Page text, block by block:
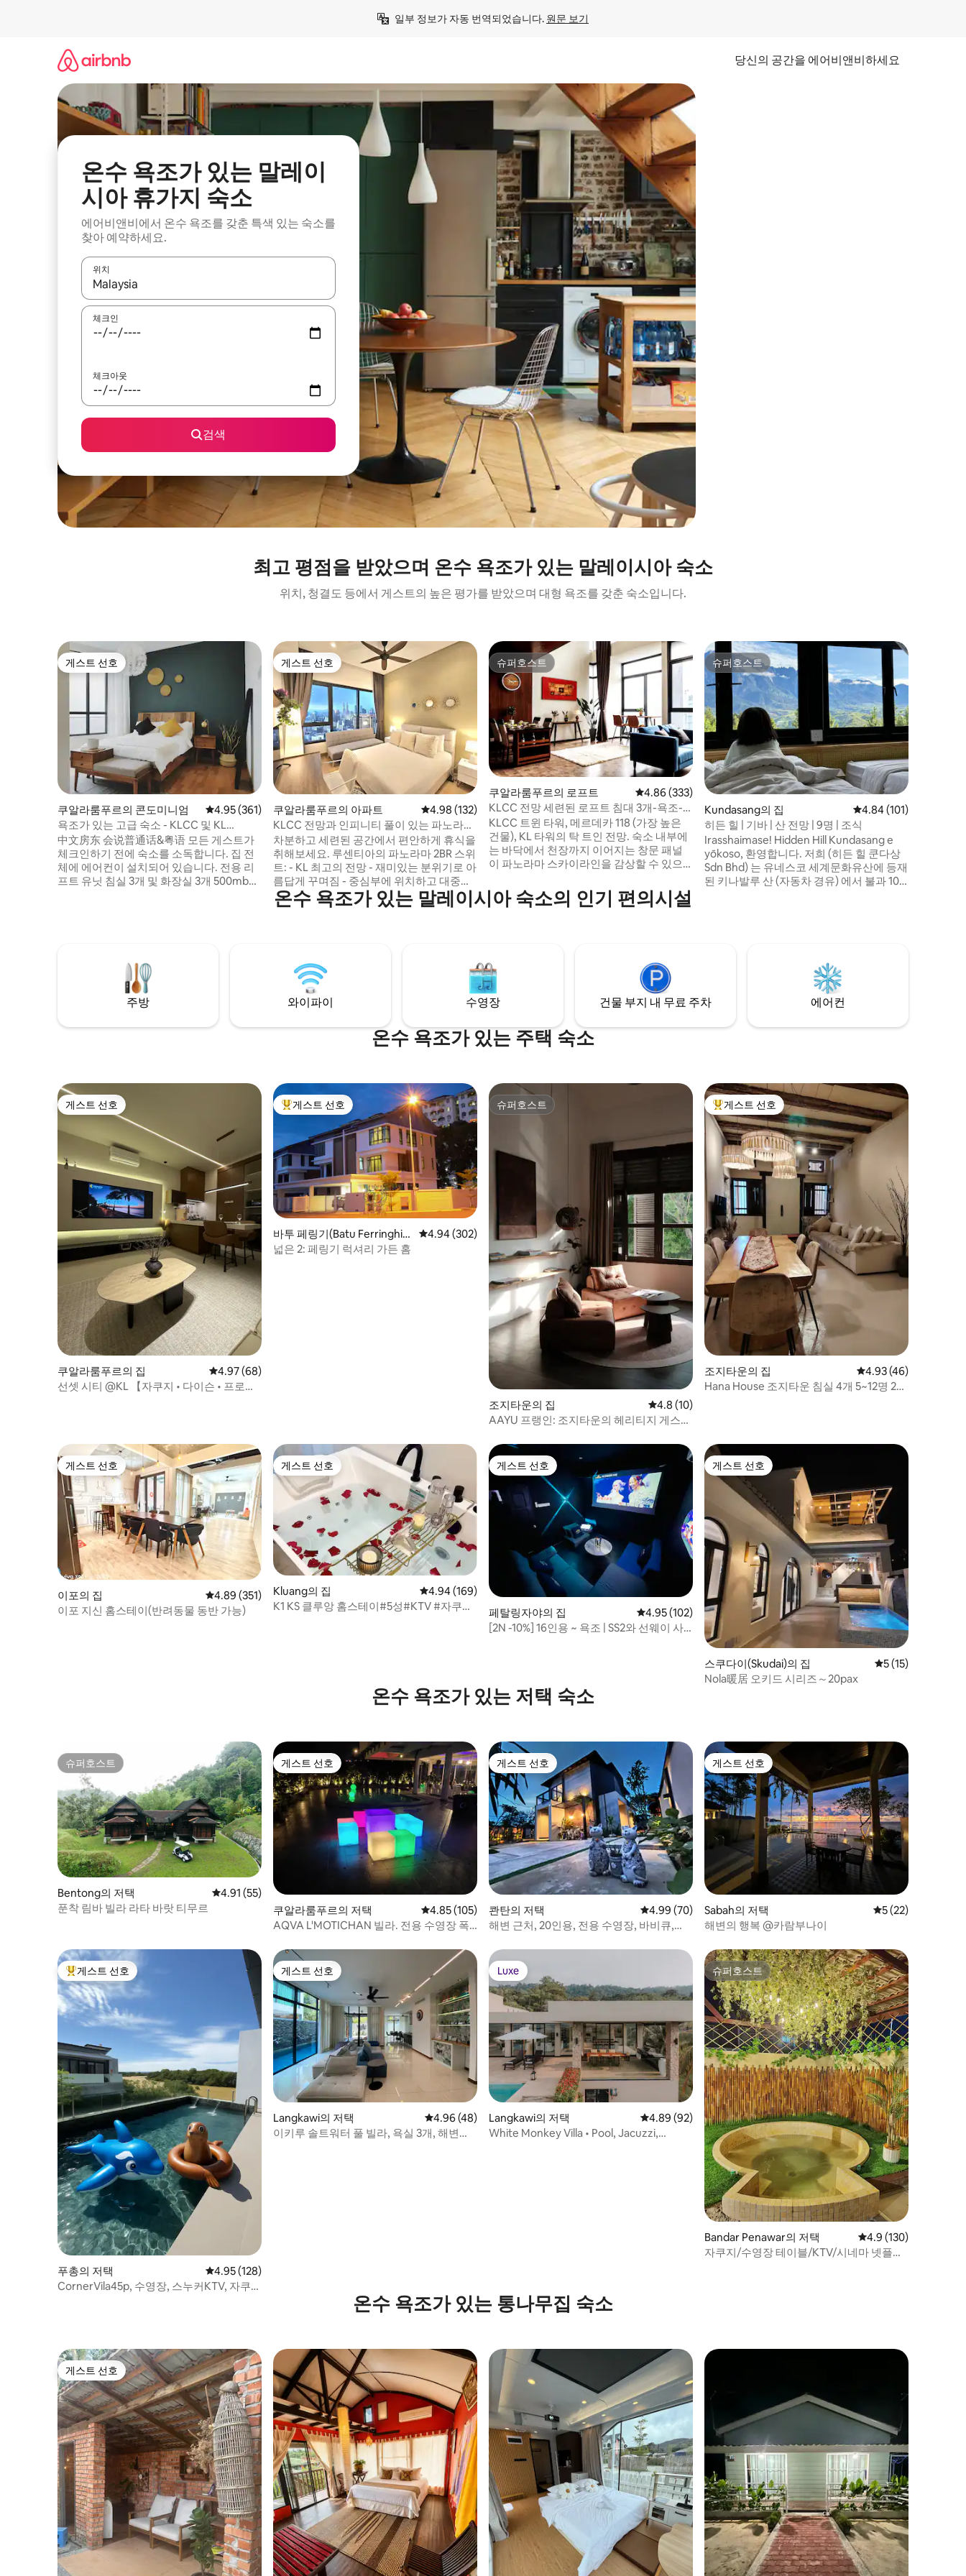
일부 정보가 자동 번역되었습니다. 원문 보기
당신의 공간을 에어비앤비하세요
온수 욕조가 있는 말레이
시아 휴가지 숙소
에어비앤비에서 온수 욕조를 갖춘 특색 있는 숙소를
찾아 예약하세요.
위치
결과가 나오면 위·아래 화살표 키를 사용하거나 터치 또는 스와이프 동작으로 탐색하세요.
체크인
체크아웃
검색
최고 평점을 받았으며 온수 욕조가 있는 말레이시아 숙소
위치, 청결도 등에서 게스트의 높은 평가를 받았으며 대형 욕조를 갖춘 숙소입니다.
게스트 선호
게스트 선호
쿠알라룸푸르의 콘도미니엄 평점 4.95점(5점 만점), 후기 361개
4.95 (361)
욕조가 있는 고급 숙소 - KLCC 및 KL
Sentral까지 경전철
中文房东 会说普通话&粤语 모든 게스트가
체크인하기 전에 숙소를 소독합니다. 집 전
체에 에어컨이 설치되어 있습니다. 전용 리
프트 유닛 침실 3개 및 화장실 3개 500mbps
- 방사르 & PJ 지역까지 7분 - TRX까지 7분 -
KLCC 및 부킷빈탕 지역까지 10분
게스트 선호
게스트 선호
쿠알라룸푸르의 아파트 평점 4.98점(5점 만점), 후기 132개
4.98 (132)
KLCC 전망과 인피니티 풀이 있는 파노라마
2BR 스위트
차분하고 세련된 공간에서 편안하게 휴식을
취해보세요. 루센티아의 파노라마 2BR 스위
트: - KL 최고의 전망 - 재미있는 분위기로 아
름답게 꾸며짐 - 중심부에 위치하고 대중교
통 허브에 연결되어 있습니다. - 빠른 와이파
이 - 넷플릭스 및 기타 기능이 있는 TV 2대 -
지 숙박할 수 있습니다. - 라라포트 쇼핑몰과
와우 엔터테인먼트 거리가 딸려 있습니다. -
식료품점, 약국, 영화관 등
슈퍼호스트
슈퍼호스트
쿠알라룸푸르의 로프트 평점 4.86점(5점 만점), 후기 333개
4.86 (333)
KLCC 전망 세련된 로프트 침대 3개-욕조-
옥상 수영장
KLCC 트윈 타워, 메르데카 118 (가장 높은
건물), KL 타워의 탁 트인 전망. 숙소 내부에
는 바닥에서 천장까지 이어지는 창문 패널
이 파노라마 스카이라인을 감상할 수 있으
수 있습니다. 아래층에는 킹사이즈 침실 1개
와 바닥 매트리스가 있는 작은 방이 제공됩
빌딩에서 멋진 파노라마를 감상할 수 있는
48층 인피니티 풀에서 즐거운 시간을 보내
세요.
슈퍼호스트
슈퍼호스트
Kundasang의 집 평점 4.84점(5점 만점),
4.84 (101)
히든 힐 | 기바 | 산 전망 | 9명 | 조식
Irasshaimase! Hidden Hill Kundasang e
yōkoso, 환영합니다. 저희 (히든 힐 쿤다상
Sdn Bhd) 는 유네스코 세계문화유산에 등재
된 키나발루 산 (자동차 경유) 에서 불과 10
르지만 장엄한 키나발루 산이 내려다보입니
온수 욕조가 있는 말레이시아 숙소의 인기 편의시설
주방 와이파이 수영장 건물 부지 내 무료 주차 에어컨
온수 욕조가 있는 주택 숙소
게스트 선호
게스트 선호
쿠알라룸푸르의 집 평점 4.97점(5점 만점), 후기 68개
4.97 (68)
선셋 시티 @KL 【자쿠지 • 다이슨 • 프로젝
상위 게스트 선호
게스트 선호
바투 페링기(Batu Ferringhi)
의 집
평점 4.94점(5점 만점), 후기 302개
4.94 (302)
넓은 2: 페링기 럭셔리 가든 홈
슈퍼호스트
슈퍼호스트
조지타운의 집 평점 4.8점(5점 만점), 후기 10개
4.8 (10)
AAYU 프랭인: 조지타운의 헤리티지 게스트
상위 게스트 선호
게스트 선호
조지타운의 집 평점 4.93점(5점 만점
4.93 (46)
Hana House 조지타운 침실 4개 5~12명 2대
게스트 선호
게스트 선호
이포의 집 평점 4.89점(5점 만점), 후기 351개
4.89 (351)
이포 지신 홈스테이(반려동물 동반 가능)
게스트 선호
게스트 선호
Kluang의 집 평점 4.94점(5점 만점), 후기 169개
4.94 (169)
K1 KS 클루앙 홈스테이#5성#KTV #자쿠지
게스트 선호
게스트 선호
페탈링자야의 집 평점 4.95점(5점 만점), 후기 102개
4.95 (102)
[2N -10%] 16인용 ~ 욕조 | SS2와 선웨이 사
게스트 선호
게스트 선호
스쿠다이(Skudai)의 집 평점 5점(5점 만점
5 (15)
Nola暖居 오키드 시리즈～20pax
온수 욕조가 있는 저택 숙소
슈퍼호스트
슈퍼호스트
Bentong의 저택 평점 4.91점(5점 만점), 후기 55개
4.91 (55)
푼착 림바 빌라 라타 바랏 티무르
게스트 선호
게스트 선호
쿠알라룸푸르의 저택 평점 4.85점(5점 만점), 후기 105개
4.85 (105)
AQVA L'MOTICHAN 빌라. 전용 수영장 폭
게스트 선호
게스트 선호
콴탄의 저택 평점 4.99점(5점 만점), 후기 70개
4.99 (70)
해변 근처, 20인용, 전용 수영장, 바비큐,
게스트 선호
게스트 선호
Sabah의 저택 평점 5점(5점 만점
5 (22)
해변의 행복 @카람부나이
상위 게스트 선호
게스트 선호
푸총의 저택 평점 4.95점(5점 만점), 후기 128개
4.95 (128)
CornerVila45p, 수영장, 스누커KTV, 자쿠
게스트 선호
게스트 선호
Langkawi의 저택 평점 4.96점(5점 만점), 후기 48개
4.96 (48)
이키루 솔트워터 풀 빌라, 욕실 3개, 해변까
Luxe
Luxe
Langkawi의 저택 평점 4.89점(5점 만점), 후기 92개
4.89 (92)
White Monkey Villa • Pool, Jacuzzi,
슈퍼호스트
슈퍼호스트
Bandar Penawar의 저택 평점 4.9점(5점 만점),
4.9 (130)
자쿠지/수영장 테이블/KTV/시네마 넷플릭
온수 욕조가 있는 통나무집 숙소
게스트 선호
게스트 선호